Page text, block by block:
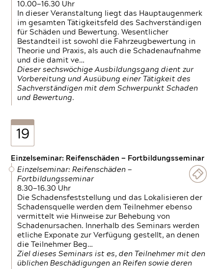
10.00—16.30 Uhr
In dieser Veranstaltung liegt das Hauptaugenmerk
im gesamten Tätigkeitsfeld des Sachverständigen
für Schäden und Bewertung. Wesentlicher
Bestandteil ist sowohl die Fahrzeugbewertung in
Theorie und Praxis, als auch die Schadenaufnahme
und die damit ve…
Dieser sechswöchige Ausbildungsgang dient zur
Vorbereitung und Ausübung einer Tätigkeit des
Sachverständigen mit dem Schwerpunkt Schaden
und Bewertung.
19
Einzelseminar: Reifenschäden — Fortbildungsseminar
Einzelseminar: Reifenschäden —
Fortbildungsseminar
8.30—16.30 Uhr
Die Schadensfeststellung und das Lokalisieren der
Schadensquelle werden dem Teilnehmer ebenso
vermittelt wie Hinweise zur Behebung von
Schadenursachen. Innerhalb des Seminars werden
etliche Exponate zur Verfügung gestellt, an denen
die Teilnehmer Beg…
Ziel dieses Seminars ist es, den Teilnehmer mit den
üblichen Beschädigungen an Reifen sowie deren